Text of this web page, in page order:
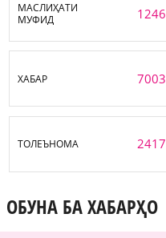
МАСЛИҲАТИ
МУФИД
1246
ХАБАР 7003
ТОЛЕЪНОМА 2417
ОБУНА БА ХАБАРҲО